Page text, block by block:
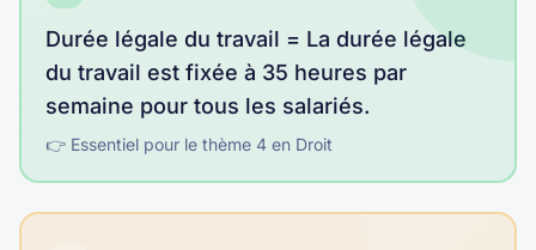
Durée légale du travail = La durée légale
du travail est fixée à 35 heures par
semaine pour tous les salariés.
👉 Essentiel pour le thème 4 en Droit